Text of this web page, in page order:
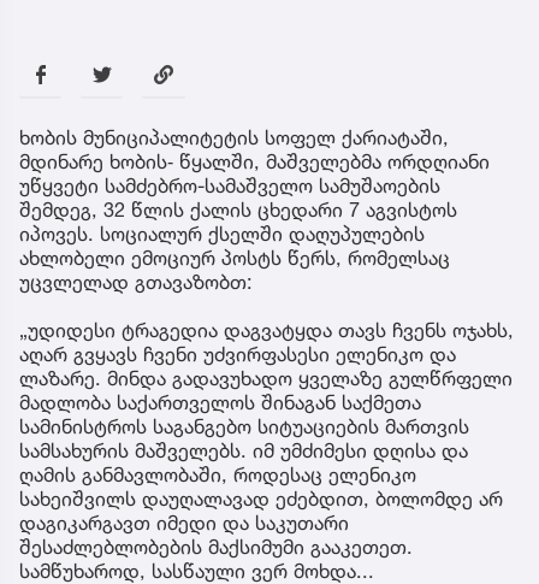
ხობის მუნიციპალიტეტის სოფელ ქარიატაში,
მდინარე ხობის‐ წყალში, მაშველებმა ორდღიანი
უწყვეტი სამძებრო-სამაშველო სამუშაოების
შემდეგ, 32 წლის ქალის ცხედარი 7 აგვისტოს
იპოვეს. სოციალურ ქსელში დაღუპულების
ახლობელი ემოციურ პოსტს წერს, რომელსაც
უცვლელად გთავაზობთ:
„უდიდესი ტრაგედია დაგვატყდა თავს ჩვენს ოჯახს,
აღარ გვყავს ჩვენი უძვირფასესი ელენიკო და
ლაზარე. მინდა გადავუხადო ყველაზე გულწრფელი
მადლობა საქართველოს შინაგან საქმეთა
სამინისტროს საგანგებო სიტუაციების მართვის
სამსახურის მაშველებს. იმ უმძიმესი დღისა და
ღამის განმავლობაში, როდესაც ელენიკო
სახეიშვილს დაუღალავად ეძებდით, ბოლომდე არ
დაგიკარგავთ იმედი და საკუთარი
შესაძლებლობების მაქსიმუმი გააკეთეთ.
სამწუხაროდ, სასწაული ვერ მოხდა...